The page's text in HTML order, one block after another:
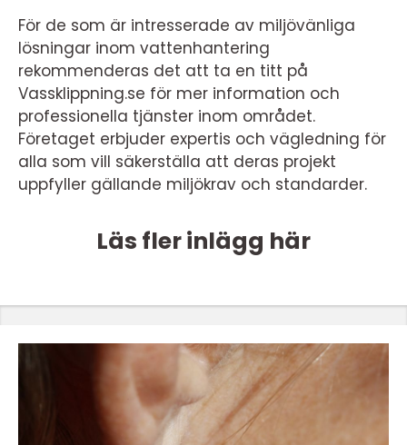
För de som är intresserade av miljövänliga
lösningar inom vattenhantering
rekommenderas det att ta en titt på
Vassklippning.se för mer information och
professionella tjänster inom området.
Företaget erbjuder expertis och vägledning för
alla som vill säkerställa att deras projekt
uppfyller gällande miljökrav och standarder.
Läs fler inlägg här